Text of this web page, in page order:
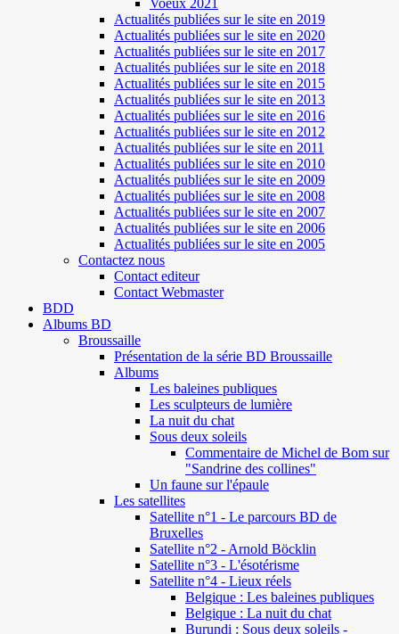
Actualités publiées sur le site en 2019
Actualités publiées sur le site en 2020
Actualités publiées sur le site en 2017
Actualités publiées sur le site en 2018
Actualités publiées sur le site en 2015
Actualités publiées sur le site en 2013
Actualités publiées sur le site en 2016
Actualités publiées sur le site en 2012
Actualités publiées sur le site en 2011
Actualités publiées sur le site en 2010
Actualités publiées sur le site en 2009
Actualités publiées sur le site en 2008
Actualités publiées sur le site en 2007
Actualités publiées sur le site en 2006
Actualités publiées sur le site en 2005
Contactez nous
Contact editeur
Contact Webmaster
BDD
Albums BD
Broussaille
Présentation de la série BD Broussaille
Albums
Les baleines publiques
Les sculpteurs de lumière
La nuit du chat
Sous deux soleils
Commentaire de Michel de Bom sur
"Sandrine des collines"
Un faune sur l'épaule
Les satellites
Satellite n°1 - Le parcours BD de
Bruxelles
Satellite n°2 - Arnold Böcklin
Satellite n°3 - L'ésotérisme
Satellite n°4 - Lieux réels
Belgique : Les baleines publiques
Belgique : La nuit du chat
Burundi : Sous deux soleils -